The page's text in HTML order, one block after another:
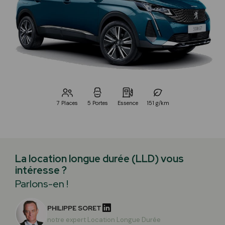
7 Places 5 Portes Essence 151 g/km
La location longue durée (LLD) vous
intéresse ?
Parlons-en !
PHILIPPE SORET
notre expert Location Longue Durée